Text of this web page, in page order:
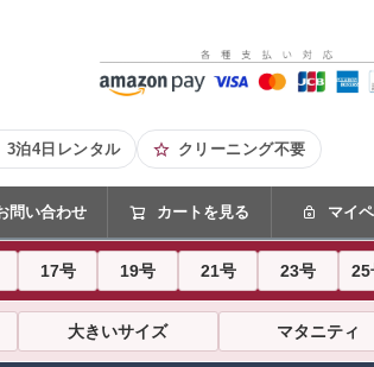
3泊4日レンタル クリーニング不要
問い合わせ カートを見る マイ
17号 19号 21号 23号 25
大きいサイズ マタニティ